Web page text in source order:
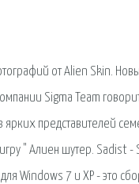
от Alien Skin.
Sigma Team
представителей
" Алиен шутер. Sadist -
Windows 7 и XP - это